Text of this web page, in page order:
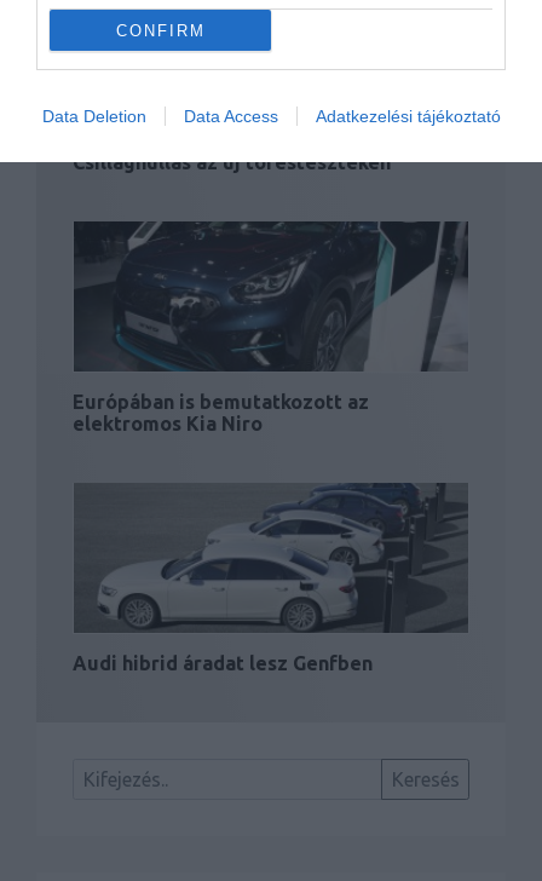
CONFIRM
Data Deletion Data Access Adatkezelési tájékoztató
Csillaghullás az új törésteszteken
Európában is bemutatkozott az
elektromos Kia Niro
Audi hibrid áradat lesz Genfben